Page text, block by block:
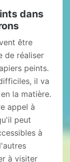
dans
être
de réaliser
peints.
il va
la matière.
appel à
peut
à
à visiter